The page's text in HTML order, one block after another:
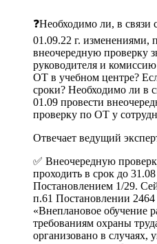
❓Необходимо ли, в
01.09.22 г. изменениями,
внеочередную проверку
руководителя и
ОТ в учебном центре?
сроки? Необходимо ли в
01.09 провести
проверку по ОТ у
Отвечает ведущий
✅ Внеочередную
проходить в срок до
Постановлением 1/29.
п.61 Постановлении 2464
«Внеплановое обучение
требованиям охраны
организовано в случаях,